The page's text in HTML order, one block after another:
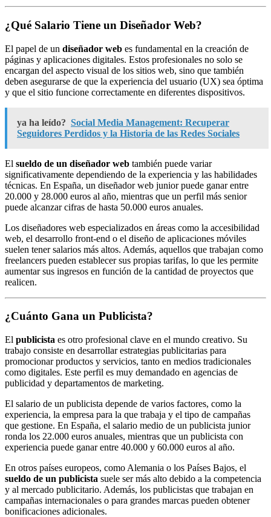
¿Qué Salario Tiene un Diseñador Web?
El papel de un diseñador web es fundamental en la creación de
páginas y aplicaciones digitales. Estos profesionales no solo se
encargan del aspecto visual de los sitios web, sino que también
deben asegurarse de que la experiencia del usuario (UX) sea óptima
y que el sitio funcione correctamente en diferentes dispositivos.
ya ha leído? Social Media Management: Recuperar
Seguidores Perdidos y la Historia de las Redes Sociales
El sueldo de un diseñador web también puede variar
significativamente dependiendo de la experiencia y las habilidades
técnicas. En España, un diseñador web junior puede ganar entre
20.000 y 28.000 euros al año, mientras que un perfil más senior
puede alcanzar cifras de hasta 50.000 euros anuales.
Los diseñadores web especializados en áreas como la accesibilidad
web, el desarrollo front-end o el diseño de aplicaciones móviles
suelen tener salarios más altos. Además, aquellos que trabajan como
freelancers pueden establecer sus propias tarifas, lo que les permite
aumentar sus ingresos en función de la cantidad de proyectos que
realicen.
¿Cuánto Gana un Publicista?
El publicista es otro profesional clave en el mundo creativo. Su
trabajo consiste en desarrollar estrategias publicitarias para
promocionar productos y servicios, tanto en medios tradicionales
como digitales. Este perfil es muy demandado en agencias de
publicidad y departamentos de marketing.
El salario de un publicista depende de varios factores, como la
experiencia, la empresa para la que trabaja y el tipo de campañas
que gestione. En España, el salario medio de un publicista junior
ronda los 22.000 euros anuales, mientras que un publicista con
experiencia puede ganar entre 40.000 y 60.000 euros al año.
En otros países europeos, como Alemania o los Países Bajos, el
sueldo de un publicista suele ser más alto debido a la competencia
y al mercado publicitario. Además, los publicistas que trabajan en
campañas internacionales o para grandes marcas pueden obtener
bonificaciones adicionales.